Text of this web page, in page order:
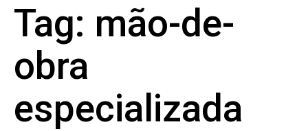
Tag: mão-de-
obra
especializada